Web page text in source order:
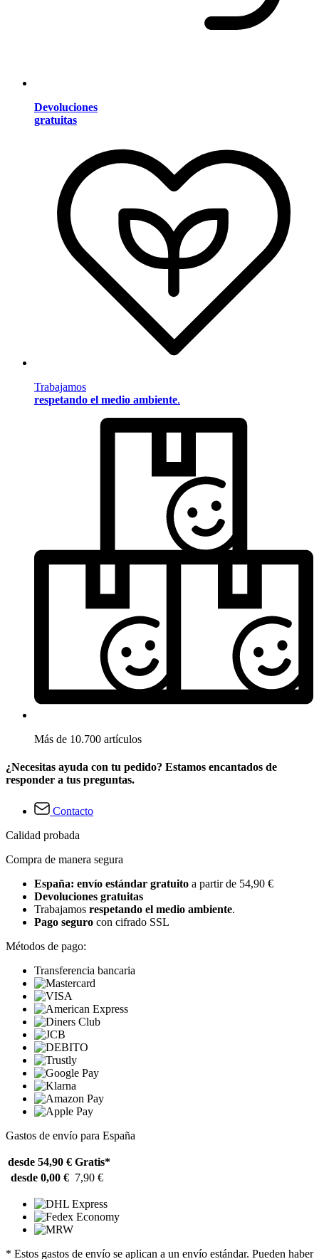
Devoluciones
gratuitas
Trabajamos
respetando el medio ambiente.
Más de 10.700 artículos
¿Necesitas ayuda con tu pedido? Estamos encantados de
responder a tus preguntas.
Contacto
Calidad probada
Compra de manera segura
España: envío estándar gratuito a partir de 54,90 €
Devoluciones gratuitas
Trabajamos respetando el medio ambiente.
Pago seguro con cifrado SSL
Métodos de pago:
Transferencia bancaria
Gastos de envío para España
desde 54,90 € Gratis*
desde 0,00 € 7,90 €
* Estos gastos de envío se aplican a un envío estándar. Pueden haber